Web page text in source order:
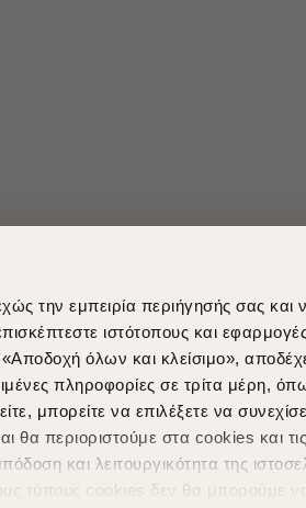
την εμπειρία περιήγησής σας και
ιστότοπους και
όλων και κλείσιμο»,
πληροφορίες σε τρίτα μέρη,
μπορείτε να επιλέξετε να
περιοριστούμε στα cookies και τις
και λειτουργικότητα της
τύπους cookies δεν θα μπορούμε
with Shipping